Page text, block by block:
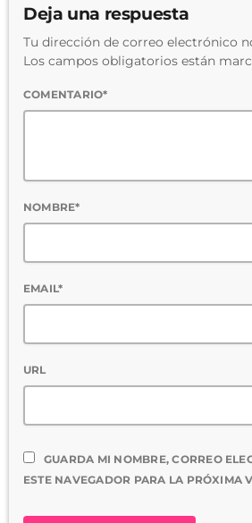
Deja una respuesta
Tu dirección de correo electrónico
Los campos obligatorios están
COMENTARIO*
NOMBRE*
EMAIL*
URL
GUARDA MI NOMBRE, CORREO
ESTE NAVEGADOR PARA LA PRÓXIMA